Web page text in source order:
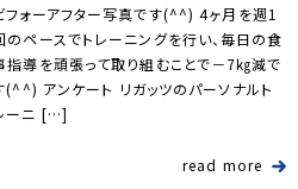
フォーアフター写真です(^^) 4ヶ月を週1
のペースでトレーニングを行い、毎日の食
指導を頑張って取り組むことで－7㎏減で
(^^) アンケート リガッツのパーソナルト
ーニ […]
read more